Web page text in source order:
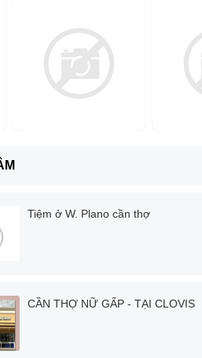
Tiệm ở W. Plano cần thợ
CẦN THỢ NỮ GẤP - TẠI CLOVIS